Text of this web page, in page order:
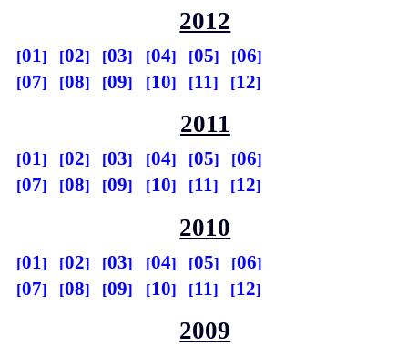
2012
01 02 03 04 05
06
07
08 09 10 11 12
2011
01 02 03 04 05
06
07
08 09 10 11 12
2010
01 02 03 04 05
06
07
08 09 10 11 12
2009